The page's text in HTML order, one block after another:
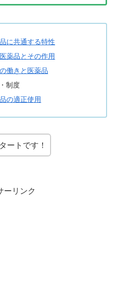
に共通する特性
薬品とその作用
働きと医薬品
制度
の適正使用
ートです！
ーリンク